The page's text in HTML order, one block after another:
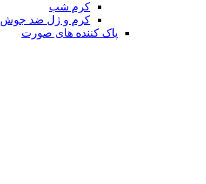
کرم شب
کرم و ژل ضد جوش
پاک کننده های صورت